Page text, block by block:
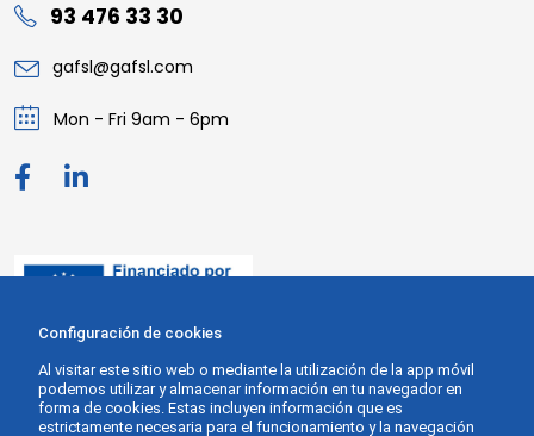
93 476 33 30
gafsl@gafsl.com
Mon - Fri 9am - 6pm
Configuración de cookies
Al visitar este sitio web o mediante la utilización de la app móvil
podemos utilizar y almacenar información en tu navegador en
forma de cookies. Estas incluyen información que es
estrictamente necesaria para el funcionamiento y la navegación